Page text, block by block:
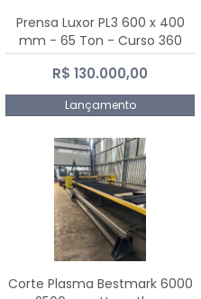
Prensa Luxor PL3 600 x 400
mm - 65 Ton - Curso 360
mm
R$ 130.000,00
Lançamento
Corte Plasma Bestmark 6000